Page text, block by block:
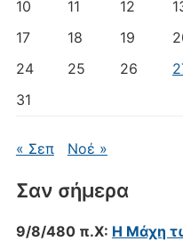
10
11 12
17
18 19
24
25 26
31
« Σεπ Νοέ »
Σαν σήμερα
9/8/480 π.Χ: Η Μάχη